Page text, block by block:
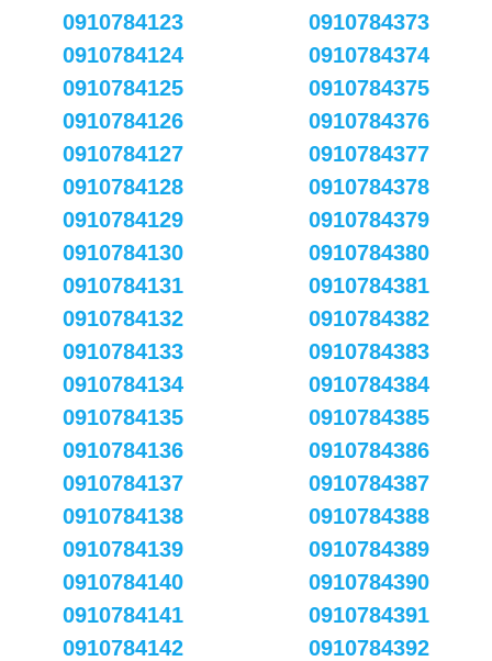
0910784123
0910784124
0910784125
0910784126
0910784127
0910784128
0910784129
0910784130
0910784131
0910784132
0910784133
0910784134
0910784135
0910784136
0910784137
0910784138
0910784139
0910784140
0910784141
0910784142
0910784373
0910784374
0910784375
0910784376
0910784377
0910784378
0910784379
0910784380
0910784381
0910784382
0910784383
0910784384
0910784385
0910784386
0910784387
0910784388
0910784389
0910784390
0910784391
0910784392